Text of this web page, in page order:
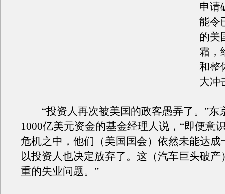
申请
能令
的美
霜，
和整
大冲
“投资人再次被美国的政客愚弄了。”东
1000亿美元资金的基金经理人说，“即便意
危机之中，他们（美国国会）依然未能达成
以投资人也决定放弃了。这（汽车巨头破产
重的失业问题。”